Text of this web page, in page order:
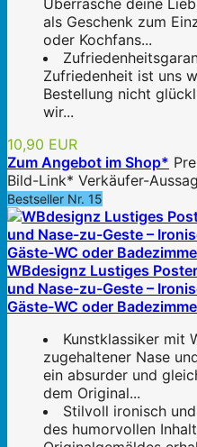
Überrasche deine
als Geschenk zum
oder Kochfans...
Zufriedenheit ist uns
Bestellung nicht
wir...
10,90 EUR
Zum Angebot im Shop*
Bild-Link* Verkäufer-
Bestseller Nr. 15
WBdesignz Lustiges
und Nase-zu-Geste –
Gäste-WC oder
Kunstklassiker mit
zugehaltener Nase
ein absurder und
dem Original...
Stilvoll ironisch
des humorvollen